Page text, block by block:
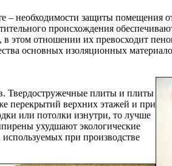
– необходимости защиты помещения
происхождения
в этом отношении их превосходит
основных изоляционных
Твердостружечные плиты и плиты
перекрытий верхних этажей и при
или потолки изнутри, то лучше
ухудшают экологические
при производстве